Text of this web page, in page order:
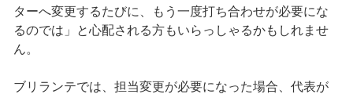
ターへ変更するたびに、もう一度打ち合わせが必要にな
るのでは」と心配される方もいらっしゃるかもしれませ
ん。
ブリランテでは、担当変更が必要になった場合、代表が